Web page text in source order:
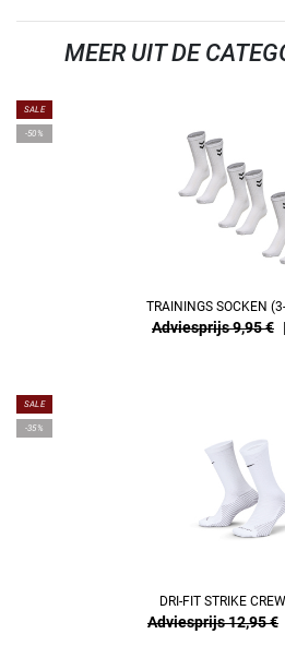
MEER UIT DE
SALE
-50%
TRAININGS SOCKEN
Adviesprijs 9,95 € |
SALE
-35%
DRI-FIT STRIKE
Adviesprijs 12,95 €